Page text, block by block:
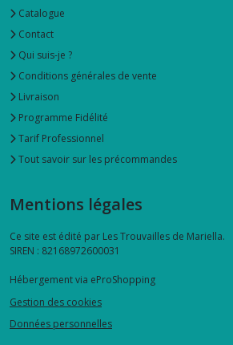
Catalogue
Contact
Qui suis-je ?
Conditions générales de vente
Livraison
Programme Fidélité
Tarif Professionnel
Tout savoir sur les précommandes
Mentions légales
Ce site est édité par Les Trouvailles de Mariella.
SIREN : 82168972600031
Hébergement via eProShopping
Gestion des cookies
Données personnelles